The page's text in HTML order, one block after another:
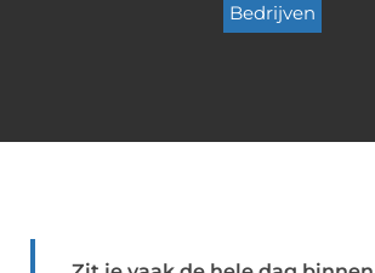
Bedrijven